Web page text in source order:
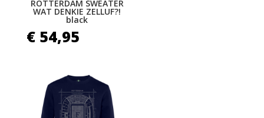
ROTTERDAM SWEATER
WAT DENKIE ZELLUF?!
black
€54,95